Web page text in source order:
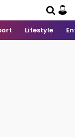
Lifestyle